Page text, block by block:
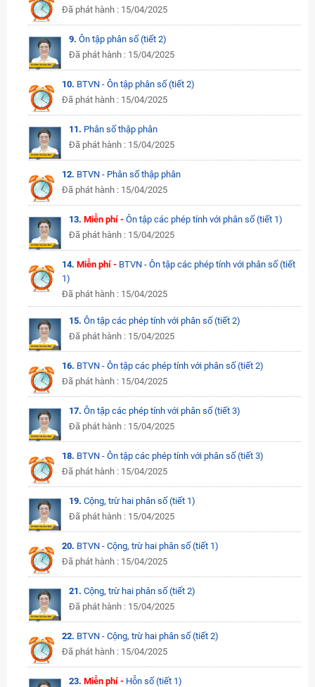
Đã phát hành : 15/04/2025
9. Ôn tập phân số (tiết 2)
Đã phát hành : 15/04/2025
10. BTVN - Ôn tập phân số (tiết 2)
Đã phát hành : 15/04/2025
11. Phân số thập phân
Đã phát hành : 15/04/2025
12. BTVN - Phân số thập phân
Đã phát hành : 15/04/2025
13. Miễn phí - Ôn tập các phép tính với phân số (tiết 1)
Đã phát hành : 15/04/2025
14.Miễn phí - BTVN - Ôn tập các phép tính với phân số (tiết
1)
Đã phát hành : 15/04/2025
15. Ôn tập các phép tính với phân số (tiết 2)
Đã phát hành : 15/04/2025
16. BTVN - Ôn tập các phép tính với phân số (tiết 2)
Đã phát hành : 15/04/2025
17. Ôn tập các phép tính với phân số (tiết 3)
Đã phát hành : 15/04/2025
18. BTVN - Ôn tập các phép tính với phân số (tiết 3)
Đã phát hành : 15/04/2025
19. Cộng, trừ hai phân số (tiết 1)
Đã phát hành : 15/04/2025
20. BTVN - Cộng, trừ hai phân số (tiết 1)
Đã phát hành : 15/04/2025
21. Cộng, trừ hai phân số (tiết 2)
Đã phát hành : 15/04/2025
22. BTVN - Cộng, trừ hai phân số (tiết 2)
Đã phát hành : 15/04/2025
23. Miễn phí - Hỗn số (tiết 1)